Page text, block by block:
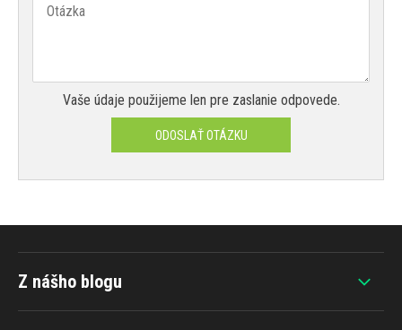
Vaše údaje použijeme len pre zaslanie odpovede.
ODOSLAŤ OTÁZKU
Z nášho blogu